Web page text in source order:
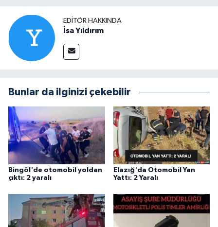
EDITÖR HAKKINDA
İsa Yıldırım
Bunlar da ilginizi çekebilir
Bingöl'de otomobil yoldan
çıktı: 2 yaralı
Elazığ'da Otomobil Yan
Yattı: 2 Yaralı